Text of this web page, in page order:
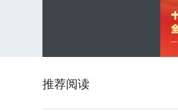
推荐阅读